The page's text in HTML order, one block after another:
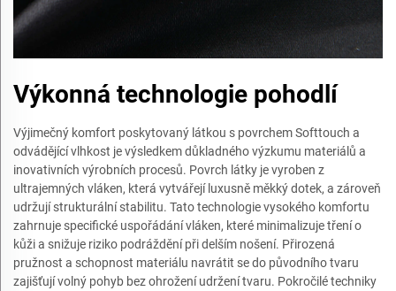
Výkonná technologie pohodlí
Výjimečný komfort poskytovaný látkou s povrchem Softtouch a
odvádějící vlhkost je výsledkem důkladného výzkumu materiálů a
inovativních výrobních procesů. Povrch látky je vyroben z
ultrajemných vláken, která vytvářejí luxusně měkký dotek, a zároveň
udržují strukturální stabilitu. Tato technologie vysokého komfortu
zahrnuje specifické uspořádání vláken, které minimalizuje tření o
kůži a snižuje riziko podráždění při delším nošení. Přirozená
pružnost a schopnost materiálu navrátit se do původního tvaru
zajišťují volný pohyb bez ohrožení udržení tvaru. Pokročilé techniky